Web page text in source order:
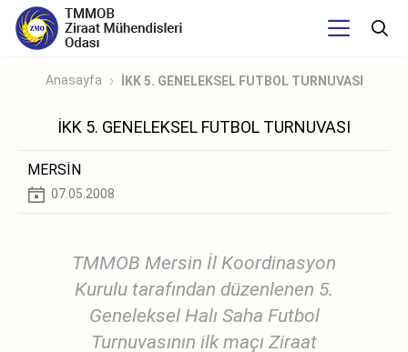
Anasayfa İKK 5. GENELEKSEL FUTBOL TURNUVASI
İKK 5. GENELEKSEL FUTBOL TURNUVASI
MERSİN
07.05.2008
TMMOB Mersin İl Koordinasyon
Kurulu tarafından düzenlenen 5.
Geneleksel Halı Saha Futbol
Turnuvasının ilk maçı Ziraat